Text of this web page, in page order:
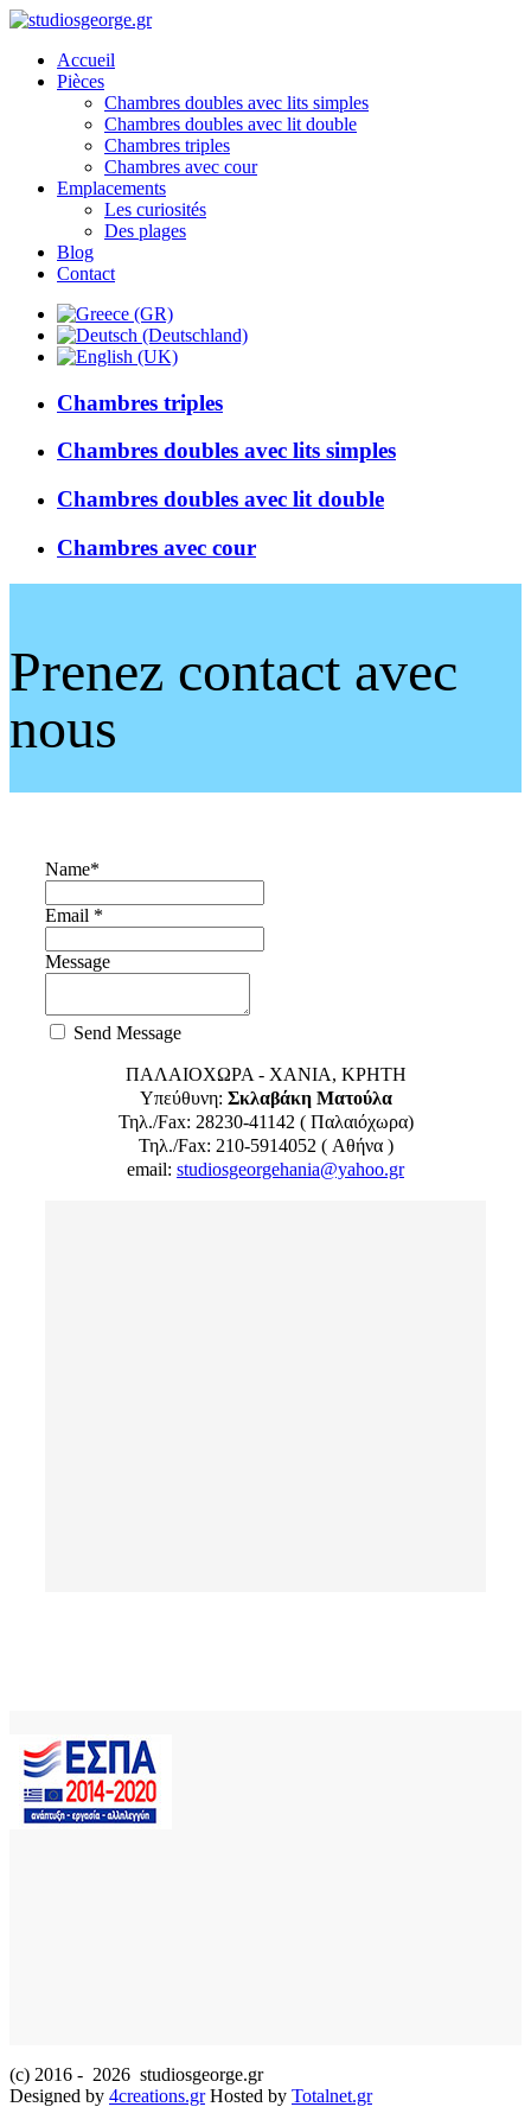
Accueil
Pièces
Chambres doubles avec lits simples
Chambres doubles avec lit double
Chambres triples
Chambres avec cour
Emplacements
Les curiosités
Des plages
Blog
Contact
Chambres triples
Chambres doubles avec lits simples
Chambres doubles avec lit double
Chambres avec cour
Prenez contact avec
nous
Name*
Email *
Message
Send Message
ΠΑΛΑΙΟΧΩΡΑ - ΧΑΝΙΑ, ΚΡΗΤΗ
Υπεύθυνη: Σκλαβάκη Ματούλα
Τηλ./Fax: 28230-41142 ( Παλαιόχωρα)
Τηλ./Fax: 210-5914052 ( Αθήνα )
email: studiosgeorgehania@yahoo.gr
(c) 2016 - 2026 studiosgeorge.gr
Designed by 4creations.grHosted by Totalnet.gr